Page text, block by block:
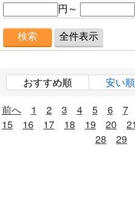
円～
おすすめ順 安い順
前へ
1 2 3 4 5 6 7
15
16 17 18 19 20 21
28
29